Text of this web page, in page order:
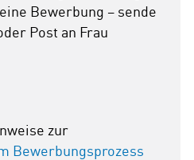
Bewerbung – sende
Post an Frau
zur
Bewerbungsprozess